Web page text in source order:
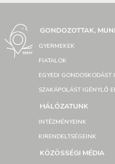
GONDOZOTTAK,
GYERMEKEK
FIATALOK
EGYEDI GONDOSKODÁST
SZAKÁPOLÁST IGÉNYLŐ
HÁLÓZATUNK
INTÉZMÉNYEINK
KIRENDELTSÉGEINK
KÖZÖSSÉGI MÉDIA